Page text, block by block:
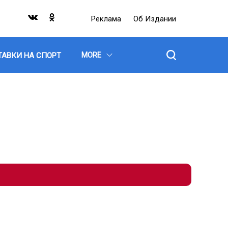
Реклама Об Издании
НА СПОРТ MORE